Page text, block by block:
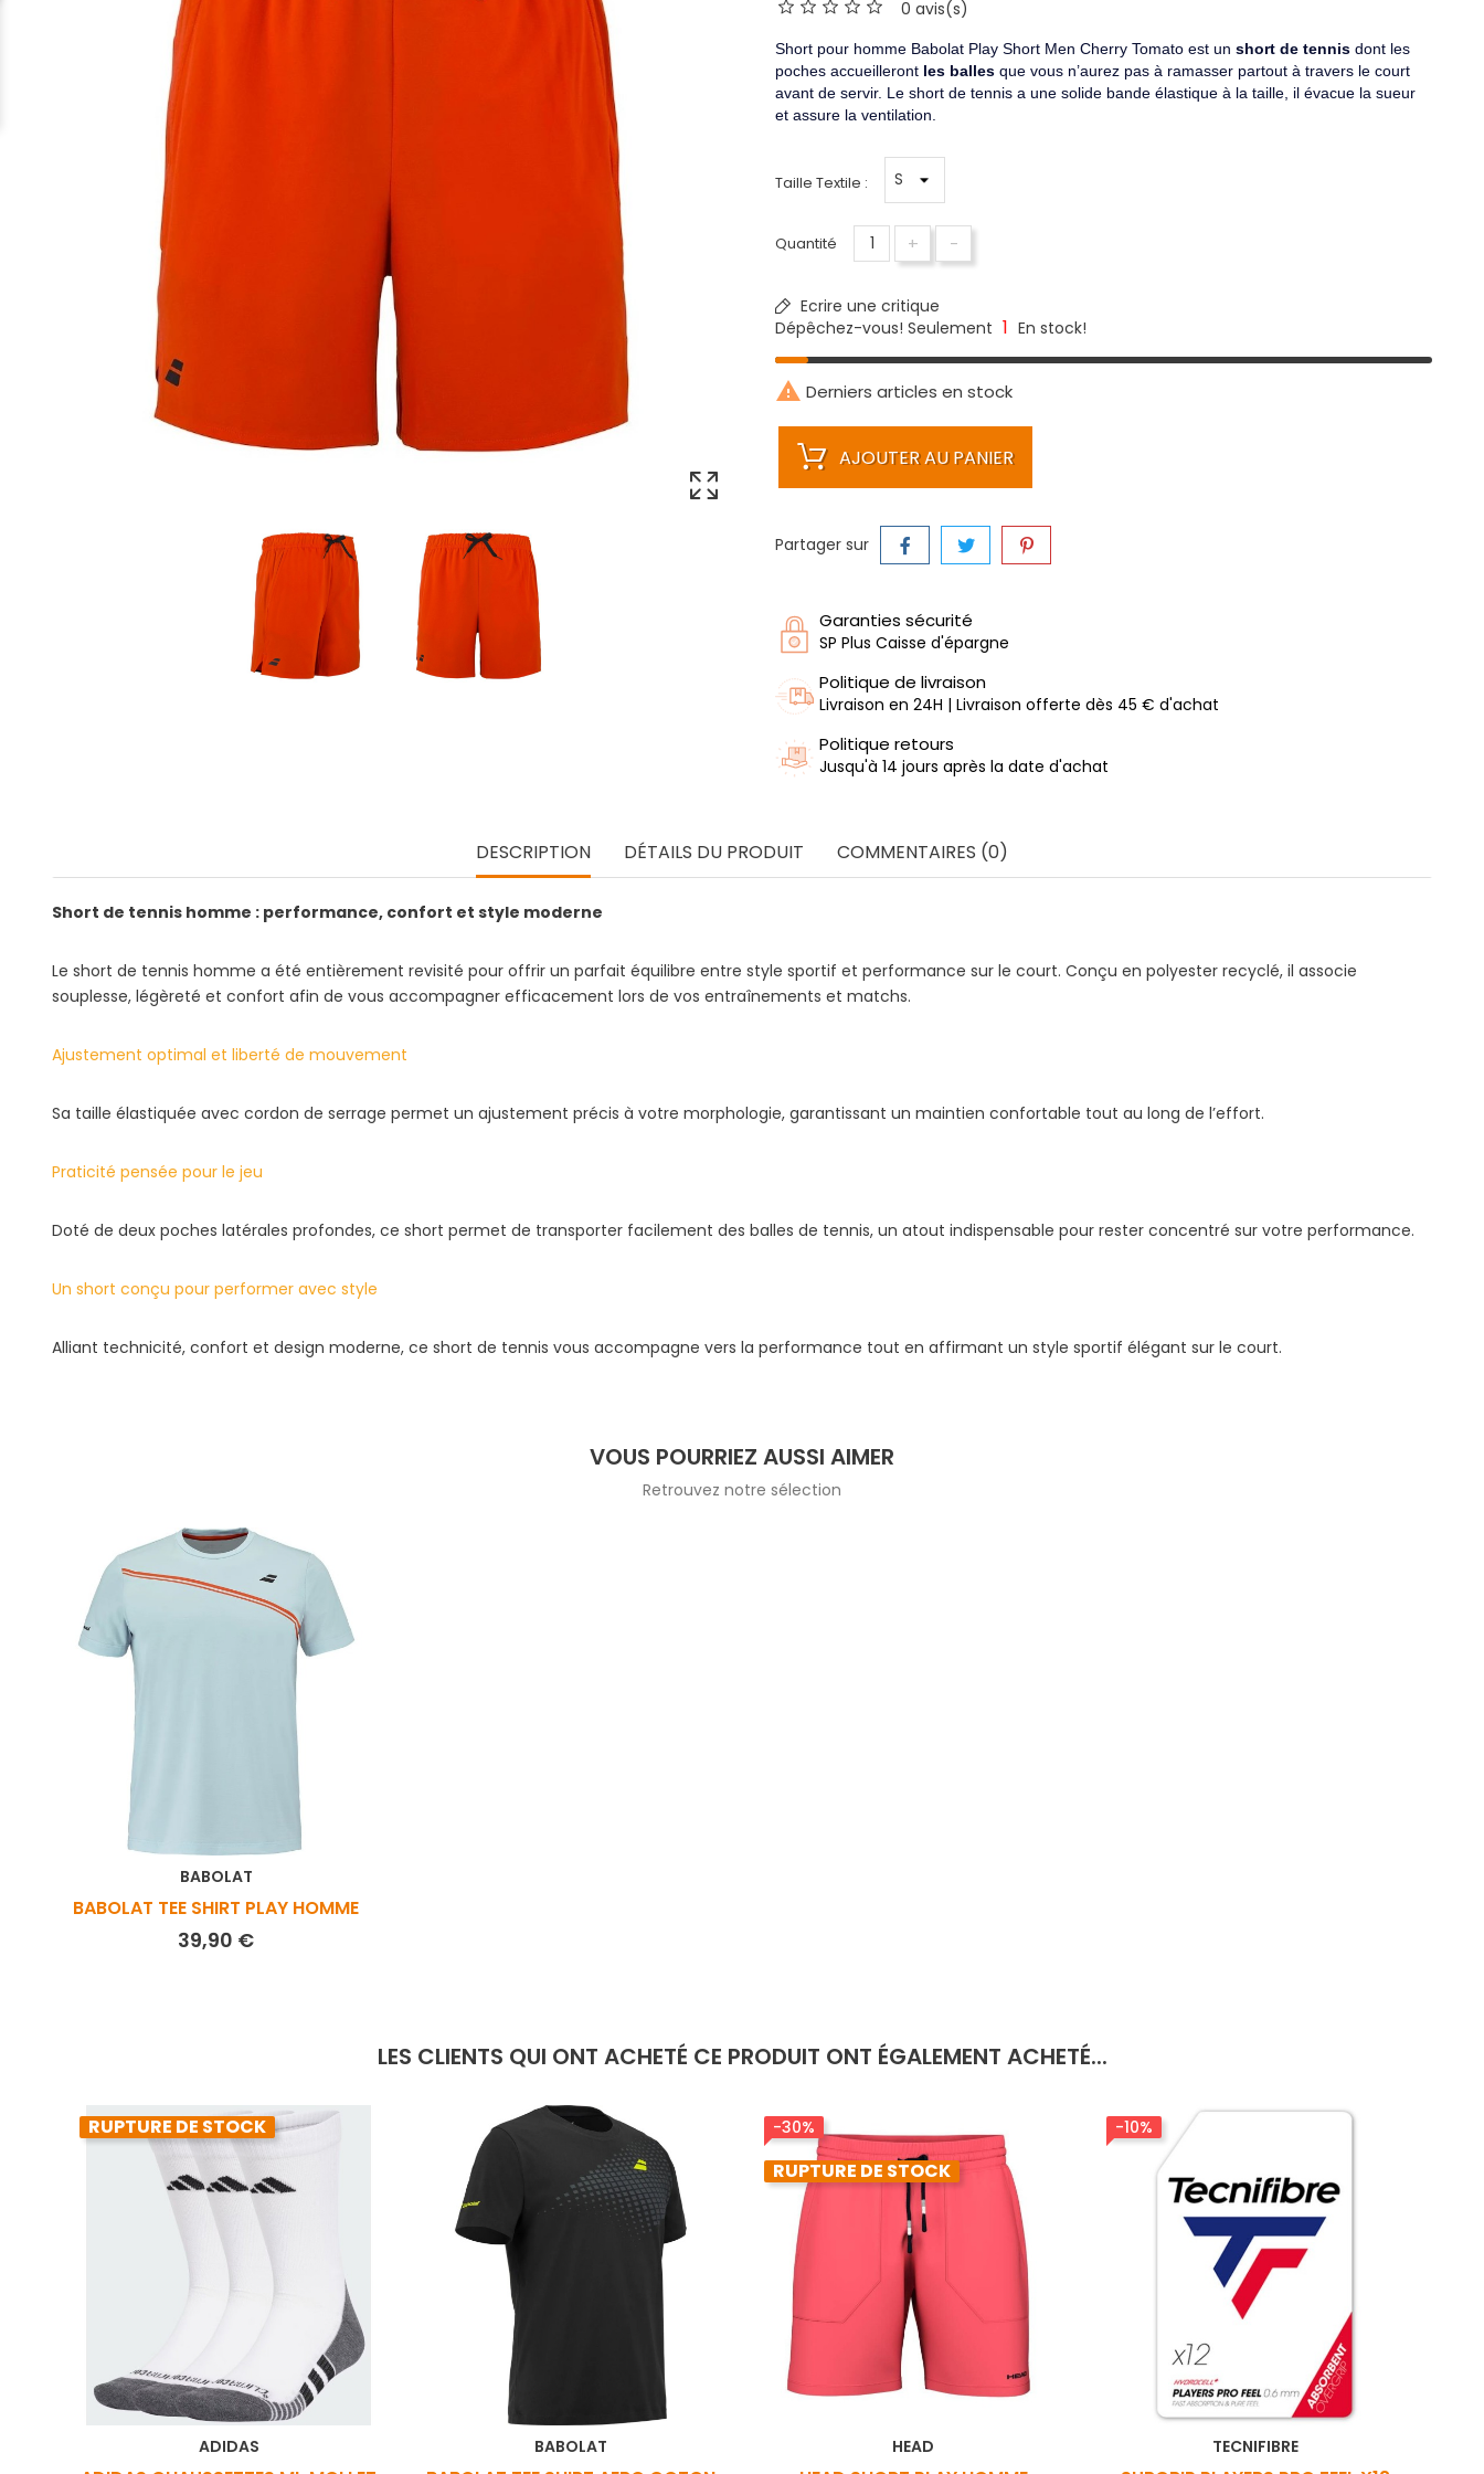
0 avis(s)
Short pour homme Babolat Play Short Men Cherry Tomato est un short de tennis dont les
poches accueilleront les balles que vous n’aurez pas à ramasser partout à travers le court
avant de servir. Le short de tennis a une solide bande élastique à la taille, il évacue la sueur
et assure la ventilation.
Taille Textile :
Quantité + -
Ecrire une critique
Dépêchez-vous! Seulement 1 En stock!
 Derniers articles en stock
AJOUTER AU PANIER
Partager sur
Garanties sécurité
SP Plus Caisse d'épargne
Politique de livraison
Livraison en 24H | Livraison offerte dès 45 € d'achat
Politique retours
Jusqu'à 14 jours après la date d'achat
DESCRIPTION DÉTAILS DU PRODUIT COMMENTAIRES (0)
Short de tennis homme : performance, confort et style moderne
Le short de tennis homme a été entièrement revisité pour offrir un parfait équilibre entre style sportif et performance sur le court. Conçu en polyester recyclé, il associe
souplesse, légèreté et confort afin de vous accompagner efficacement lors de vos entraînements et matchs.
Ajustement optimal et liberté de mouvement
Sa taille élastiquée avec cordon de serrage permet un ajustement précis à votre morphologie, garantissant un maintien confortable tout au long de l’effort.
Praticité pensée pour le jeu
Doté de deux poches latérales profondes, ce short permet de transporter facilement des balles de tennis, un atout indispensable pour rester concentré sur votre performance.
Un short conçu pour performer avec style
Alliant technicité, confort et design moderne, ce short de tennis vous accompagne vers la performance tout en affirmant un style sportif élégant sur le court.
VOUS POURRIEZ AUSSI AIMER
Retrouvez notre sélection
BABOLAT
BABOLAT TEE SHIRT PLAY HOMME
39,90 €Prix
LES CLIENTS QUI ONT ACHETÉ CE PRODUIT ONT ÉGALEMENT ACHETÉ...
RUPTURE DE STOCK
ADIDAS BABOLAT
-30%
RUPTURE DE STOCK
HEAD
-10%
TECNIFIBRE